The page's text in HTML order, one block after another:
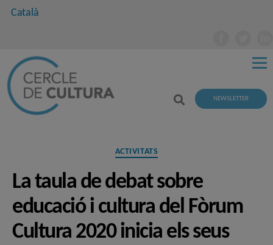
Català
NEWSLETTER
Categories
ACTIVITATS
La taula de debat sobre
educació i cultura del Fòrum
Cultura 2020 inicia els seus